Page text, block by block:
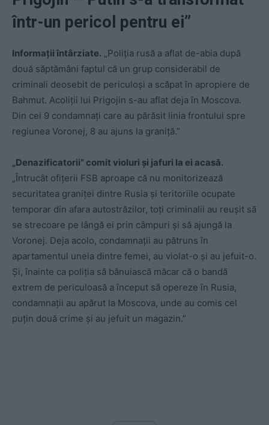
într-un pericol pentru ei”
Informații întârziate. „Poliția rusă a aflat de-abia după
două săptămâni faptul că un grup considerabil de
criminali deosebit de periculoși a scăpat în apropiere de
Bahmut. Acoliții lui Prigojin s-au aflat deja în Moscova.
Din cei 9 condamnați care au părăsit linia frontului spre
regiunea Voronej, 8 au ajuns la graniță.”
„Denazificatorii” comit violuri și jafuri la ei acasă.
„Întrucât ofițerii FSB aproape că nu monitorizează
securitatea graniței dintre Rusia și teritoriile ocupate
temporar din afara autostrăzilor, toți criminalii au reușit să
se strecoare pe lângă ei prin câmpuri și să ajungă la
Voronej. Deja acolo, condamnații au pătruns în
apartamentul uneia dintre femei, au violat-o și au jefuit-o.
Și, înainte ca poliția să bănuiască măcar că o bandă
extrem de periculoasă a început să opereze în Rusia,
condamnații au apărut la Moscova, unde au comis cel
puțin două crime și au jefuit un magazin.”